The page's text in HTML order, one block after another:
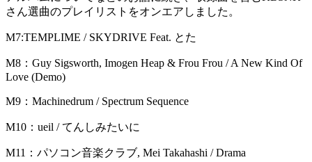
さん選曲のプレイリストをオンエアしました。
M7:TEMPLIME / SKYDRIVE Feat. とた
M8：Guy Sigsworth, Imogen Heap & Frou Frou / A New Kind Of
Love (Demo)
M9：Machinedrum / Spectrum Sequence
M10：ueil / てんしみたいに
M11：パソコン音楽クラブ, Mei Takahashi / Drama